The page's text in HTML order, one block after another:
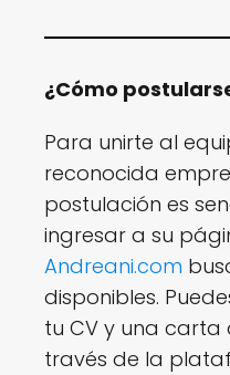
¿Cómo
Para unirte al
reconocida
postulación es
ingresar a su
Andreani.com
disponibles.
tu CV y una carta
través de la